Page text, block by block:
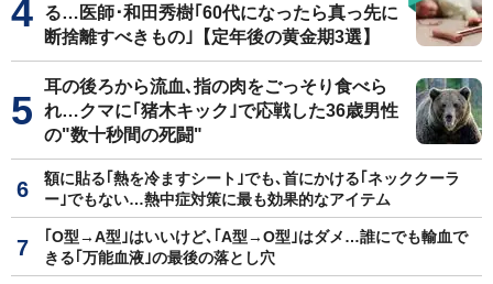
る…医師･和田秀樹｢60代になったら真っ先に
断捨離すべきもの｣【定年後の黄金期3選】
耳の後ろから流血､指の肉をごっそり食べら
れ…クマに｢猪木キック｣で応戦した36歳男性
の"数十秒間の死闘"
額に貼る｢熱を冷ますシート｣でも､首にかける｢ネッククーラ
ー｣でもない…熱中症対策に最も効果的なアイテム
｢O型→A型｣はいいけど､｢A型→O型｣はダメ…誰にでも輸血で
きる｢万能血液｣の最後の落とし穴